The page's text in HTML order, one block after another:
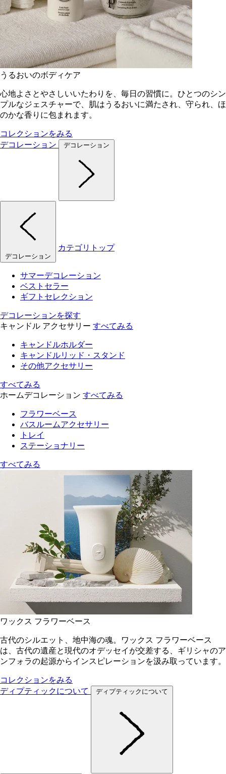
うるおいのボディケア
心地よさとやさしいいたわりを、毎日の習慣に。ひとつのシン
プルなジェスチャーで、肌はうるおいに満たされ、守られ、ほ
のかな香りに包まれます。
コレクションをみる
デコレーション
デコレーション
デコレーション
カテゴリトップ
サマーデコレーション
ベストセラー
ギフトセレクション
デコレーションを探す
キャンドル アクセサリー すべてみる
キャンドルホルダー
キャンドルリッド・スタンド
その他アクセサリー
すべてみる
ホームデコレーション すべてみる
フラワーベース
バスルームアクセサリー
トレイ
ステーショナリー
すべてみる
ワックス フラワーベース
古代のシルエット、地中海の魂。ワックス フラワーベース
は、古代の遺産と現代のオデッセイが交差する、ギリシャのア
ンフォラの起源からインスピレーションを汲み取っています。
コレクションをみる
ディプティックについて
ディプティックについて